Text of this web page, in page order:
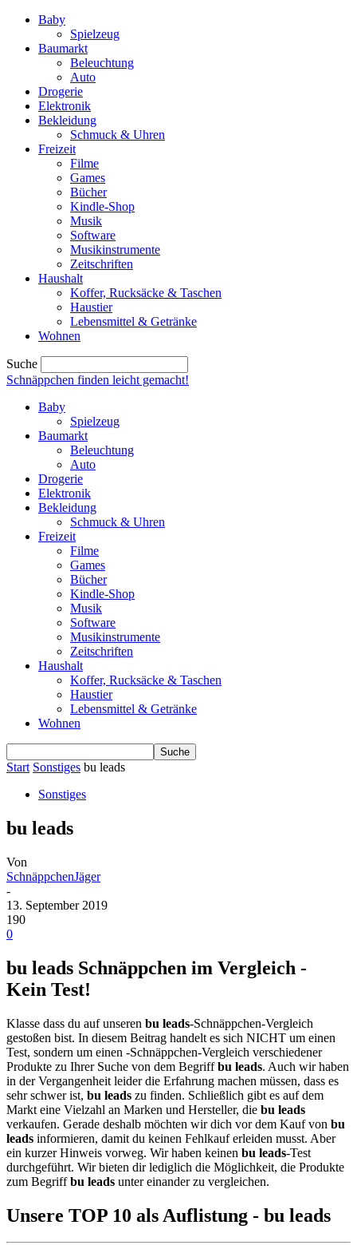
Baby
Spielzeug
Baumarkt
Beleuchtung
Auto
Drogerie
Elektronik
Bekleidung
Schmuck & Uhren
Freizeit
Filme
Games
Bücher
Kindle-Shop
Musik
Software
Musikinstrumente
Zeitschriften
Haushalt
Koffer, Rucksäcke & Taschen
Haustier
Lebensmittel & Getränke
Wohnen
Suche
Schnäppchen finden leicht gemacht!
Baby
Spielzeug
Baumarkt
Beleuchtung
Auto
Drogerie
Elektronik
Bekleidung
Schmuck & Uhren
Freizeit
Filme
Games
Bücher
Kindle-Shop
Musik
Software
Musikinstrumente
Zeitschriften
Haushalt
Koffer, Rucksäcke & Taschen
Haustier
Lebensmittel & Getränke
Wohnen
Start Sonstiges bu leads
Sonstiges
bu leads
Von
SchnäppchenJäger
-
13. September 2019
190
0
bu leads Schnäppchen im Vergleich -
Kein Test!
Klasse dass du auf unseren bu leads-Schnäppchen-Vergleich
gestoßen bist. In diesem Beitrag handelt es sich NICHT um einen
Test, sondern um einen -Schnäppchen-Vergleich verschiedener
Produkte zu Ihrer Suche von dem Begriffbu leads. Auch wir haben
in der Vergangenheit leider die Erfahrung machen müssen, dass es
sehr schwer ist, bu leads zu finden. Schließlich gibt es auf dem
Markt eine Vielzahl an Marken und Hersteller, die bu leads
verkaufen. Gerade deshalb möchten wir dich vor dem Kauf von bu
leads informieren, damit du keinen Fehlkauf erleiden musst. Aber
ein kurzer Hinweis vorweg. Wir haben keinen bu leads-Test
durchgeführt. Wir bieten dir lediglich die Möglichkeit, die Produkte
zum Begriffbu leads unter einander zu vergleichen.
Unsere TOP 10 als Auflistung - bu leads